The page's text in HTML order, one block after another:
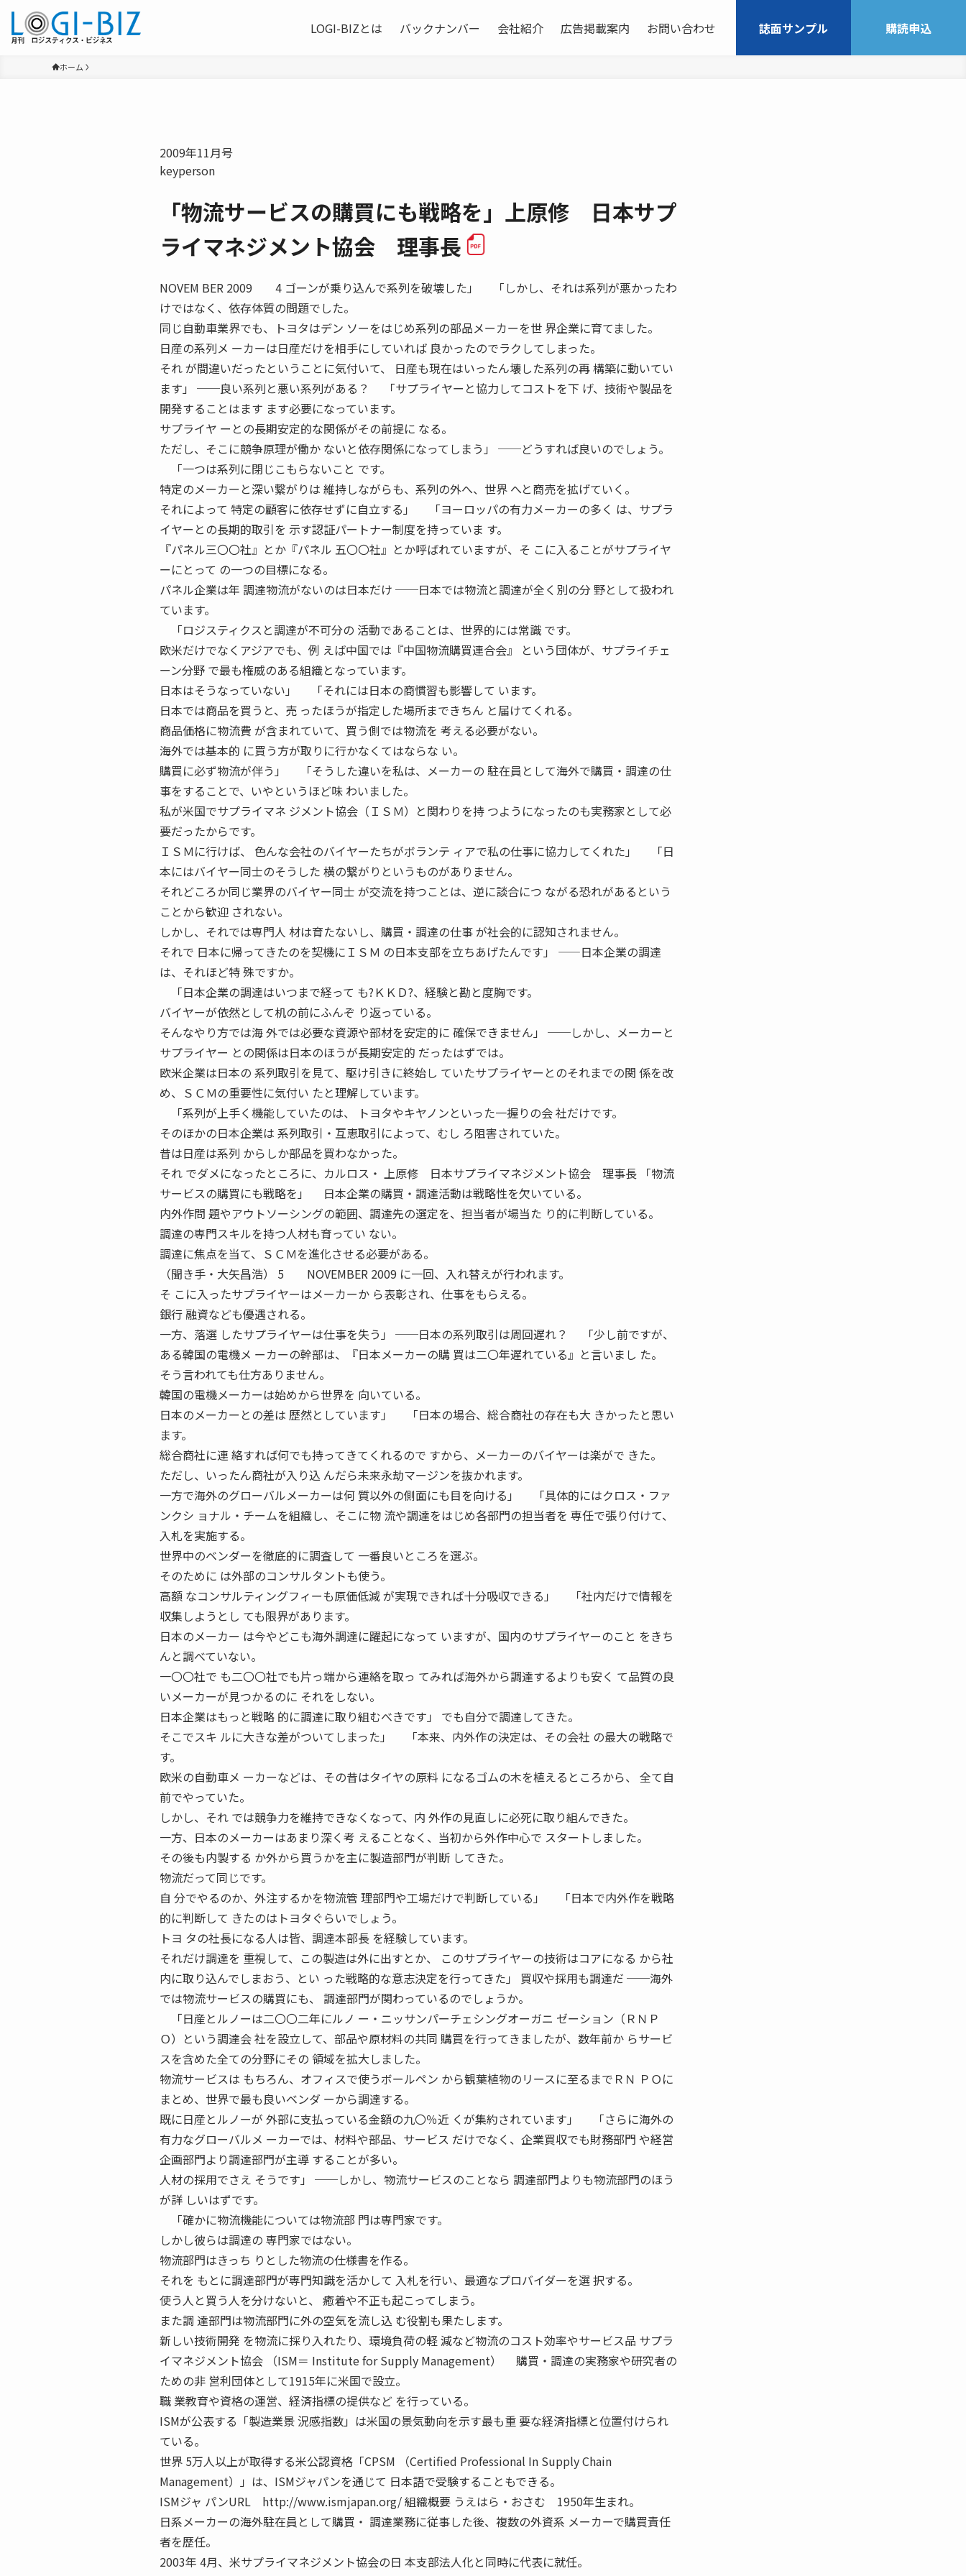
LOGI-BIZとは バックナンバー 会社紹介 広告掲載案内 お問い合わせ 誌面サンプル 購読申込
ホーム
2009年11月号
keyperson
「物流サービスの購買にも戦略を」上原修 日本サプ
ライマネジメント協会 理事長
NOVEM BER 2009 4 ゴーンが乗り込んで系列を破壊した」 「しかし、それは系列が悪かったわ
けではなく、依存体質の問題でした。
同じ自動車業界でも、トヨタはデン ソーをはじめ系列の部品メーカーを世 界企業に育てました。
日産の系列メ ーカーは日産だけを相手にしていれば 良かったのでラクしてしまった。
それ が間違いだったということに気付いて、 日産も現在はいったん壊した系列の再 構築に動いてい
ます」 ──良い系列と悪い系列がある？ 「サプライヤーと協力してコストを下 げ、技術や製品を
開発することはます ます必要になっています。
サプライヤ ーとの長期安定的な関係がその前提に なる。
ただし、そこに競争原理が働か ないと依存関係になってしまう」 ──どうすれば良いのでしょう。
「一つは系列に閉じこもらないこと です。
特定のメーカーと深い繋がりは 維持しながらも、系列の外へ、世界 へと商売を拡げていく。
それによって 特定の顧客に依存せずに自立する」 「ヨーロッパの有力メーカーの多く は、サプラ
イヤーとの長期的取引を 示す認証パートナー制度を持っていま す。
『パネル三〇〇社』とか『パネル 五〇〇社』とか呼ばれていますが、そ こに入ることがサプライヤ
ーにとって の一つの目標になる。
パネル企業は年 調達物流がないのは日本だけ ──日本では物流と調達が全く別の分 野として扱われ
ています。
「ロジスティクスと調達が不可分の 活動であることは、世界的には常識 です。
欧米だけでなくアジアでも、例 えば中国では『中国物流購買連合会』 という団体が、サプライチェ
ーン分野 で最も権威のある組織となっています。
日本はそうなっていない」 「それには日本の商慣習も影響して います。
日本では商品を買うと、売 ったほうが指定した場所まできちん と届けてくれる。
商品価格に物流費 が含まれていて、買う側では物流を 考える必要がない。
海外では基本的 に買う方が取りに行かなくてはならな い。
購買に必ず物流が伴う」 「そうした違いを私は、メーカーの 駐在員として海外で購買・調達の仕
事をすることで、いやというほど味 わいました。
私が米国でサプライマネ ジメント協会（ＩＳＭ）と関わりを持 つようになったのも実務家として必
要だったからです。
ＩＳＭに行けば、 色んな会社のバイヤーたちがボランテ ィアで私の仕事に協力してくれた」 「日
本にはバイヤー同士のそうした 横の繋がりというものがありません。
それどころか同じ業界のバイヤー同士 が交流を持つことは、逆に談合につ ながる恐れがあるという
ことから歓迎 されない。
しかし、それでは専門人 材は育たないし、購買・調達の仕事 が社会的に認知されません。
それで 日本に帰ってきたのを契機にＩＳＭ の日本支部を立ちあげたんです」 ——日本企業の調達
は、それほど特 殊ですか。
「日本企業の調達はいつまで経って も?ＫＫＤ?、経験と勘と度胸です。
バイヤーが依然として机の前にふんぞ り返っている。
そんなやり方では海 外では必要な資源や部材を安定的に 確保できません」 ──しかし、メーカーと
サプライヤー との関係は日本のほうが長期安定的 だったはずでは。
欧米企業は日本の 系列取引を見て、駆け引きに終始し ていたサプライヤーとのそれまでの関 係を改
め、ＳＣＭの重要性に気付い たと理解しています。
「系列が上手く機能していたのは、 トヨタやキヤノンといった一握りの会 社だけです。
そのほかの日本企業は 系列取引・互恵取引によって、むし ろ阻害されていた。
昔は日産は系列 からしか部品を買わなかった。
それ でダメになったところに、カルロス・ 上原修 日本サプライマネジメント協会 理事長 「物流
サービスの購買にも戦略を」 日本企業の購買・調達活動は戦略性を欠いている。
内外作問 題やアウトソーシングの範囲、調達先の選定を、担当者が場当た り的に判断している。
調達の専門スキルを持つ人材も育ってい ない。
調達に焦点を当て、ＳＣＭを進化させる必要がある。
（聞き手・大矢昌浩） 5 NOVEMBER 2009 に一回、入れ替えが行われます。
そ こに入ったサプライヤーはメーカーか ら表彰され、仕事をもらえる。
銀行 融資なども優遇される。
一方、落選 したサプライヤーは仕事を失う」 ──日本の系列取引は周回遅れ？ 「少し前ですが、
ある韓国の電機メ ーカーの幹部は、『日本メーカーの購 買は二〇年遅れている』と言いまし た。
そう言われても仕方ありません。
韓国の電機メーカーは始めから世界を 向いている。
日本のメーカーとの差は 歴然としています」 「日本の場合、総合商社の存在も大 きかったと思い
ます。
総合商社に連 絡すれば何でも持ってきてくれるので すから、メーカーのバイヤーは楽がで きた。
ただし、いったん商社が入り込 んだら未来永劫マージンを抜かれます。
一方で海外のグローバルメーカーは何 質以外の側面にも目を向ける」 「具体的にはクロス・ファ
ンクシ ョナル・チームを組織し、そこに物 流や調達をはじめ各部門の担当者を 専任で張り付けて、
入札を実施する。
世界中のベンダーを徹底的に調査して 一番良いところを選ぶ。
そのために は外部のコンサルタントも使う。
高額 なコンサルティングフィーも原価低減 が実現できれば十分吸収できる」 「社内だけで情報を
収集しようとし ても限界があります。
日本のメーカー は今やどこも海外調達に躍起になって いますが、国内のサプライヤーのこと をきち
んと調べていない。
一〇〇社で も二〇〇社でも片っ端から連絡を取っ てみれば海外から調達するよりも安く て品質の良
いメーカーが見つかるのに それをしない。
日本企業はもっと戦略 的に調達に取り組むべきです」 でも自分で調達してきた。
そこでスキ ルに大きな差がついてしまった」 「本来、内外作の決定は、その会社 の最大の戦略で
す。
欧米の自動車メ ーカーなどは、その昔はタイヤの原料 になるゴムの木を植えるところから、 全て自
前でやっていた。
しかし、それ では競争力を維持できなくなって、内 外作の見直しに必死に取り組んできた。
一方、日本のメーカーはあまり深く考 えることなく、当初から外作中心で スタートしました。
その後も内製する か外から買うかを主に製造部門が判断 してきた。
物流だって同じです。
自 分でやるのか、外注するかを物流管 理部門や工場だけで判断している」 「日本で内外作を戦略
的に判断して きたのはトヨタぐらいでしょう。
トヨ タの社長になる人は皆、調達本部長 を経験しています。
それだけ調達を 重視して、この製造は外に出すとか、 このサプライヤーの技術はコアになる から社
内に取り込んでしまおう、とい った戦略的な意志決定を行ってきた」 買収や採用も調達だ ──海外
では物流サービスの購買にも、 調達部門が関わっているのでしょうか。
「日産とルノーは二〇〇二年にルノ ー・ニッサンパーチェシングオーガニ ゼーション（ＲＮＰ
Ｏ）という調達会 社を設立して、部品や原材料の共同 購買を行ってきましたが、数年前か らサービ
スを含めた全ての分野にその 領域を拡大しました。
物流サービスは もちろん、オフィスで使うボールペン から観葉植物のリースに至るまでＲＮ ＰＯに
まとめ、世界で最も良いベンダ ーから調達する。
既に日産とルノーが 外部に支払っている金額の九〇％近 くが集約されています」 「さらに海外の
有力なグローバルメ ーカーでは、材料や部品、サービス だけでなく、企業買収でも財務部門 や経営
企画部門より調達部門が主導 することが多い。
人材の採用でさえ そうです」 ──しかし、物流サービスのことなら 調達部門よりも物流部門のほう
が詳 しいはずです。
「確かに物流機能については物流部 門は専門家です。
しかし彼らは調達の 専門家ではない。
物流部門はきっち りとした物流の仕様書を作る。
それを もとに調達部門が専門知識を活かして 入札を行い、最適なプロバイダーを選 択する。
使う人と買う人を分けないと、 癒着や不正も起こってしまう。
また調 達部門は物流部門に外の空気を流し込 む役割も果たします。
新しい技術開発 を物流に採り入れたり、環境負荷の軽 減など物流のコスト効率やサービス品 サプラ
イマネジメント協会 （ISM＝ Institute for Supply Management） 購買・調達の実務家や研究者の
ための非 営利団体として1915年に米国で設立。
職 業教育や資格の運営、経済指標の提供など を行っている。
ISMが公表する「製造業景 況感指数」は米国の景気動向を示す最も重 要な経済指標と位置付けられ
ている。
世界 5万人以上が取得する米公認資格「CPSM （Certified Professional In Supply Chain
Management）」は、ISMジャパンを通じて 日本語で受験することもできる。
ISMジャ パンURL http://www.ismjapan.org/ 組織概要 うえはら・おさむ 1950年生まれ。
日系メーカーの海外駐在員として購買・ 調達業務に従事した後、複数の外資系 メーカーで購買責任
者を歴任。
2003年 4月、米サプライマネジメント協会の日 本支部法人化と同時に代表に就任。